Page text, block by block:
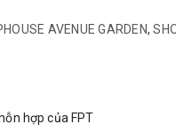
AVENUE GARDEN,
hợp của FPT